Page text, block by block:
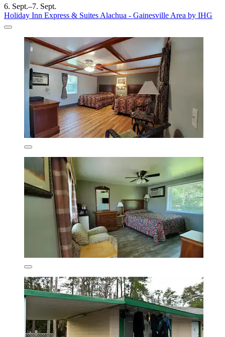
6. Sept.–7. Sept.
Holiday Inn Express & Suites Alachua - Gainesville Area by IHG